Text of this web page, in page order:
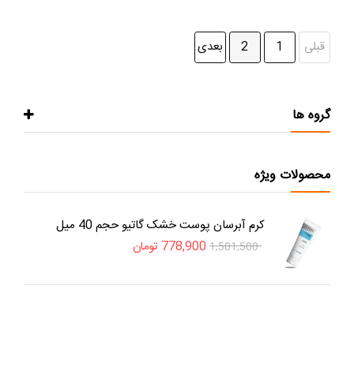
قبلی 1
2 بعدی
گروه ها
محصولات ویژه
کرم آبرسان پوست خشک گاتیو حجم 40 میل
1,501,500
778,900 تومان